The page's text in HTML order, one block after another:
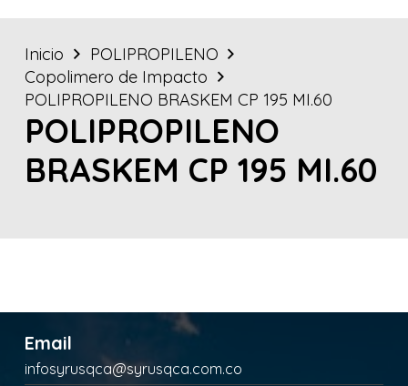
Inicio
POLIPROPILENO
Copolimero de Impacto
POLIPROPILENO BRASKEM CP 195 MI.60
POLIPROPILENO
BRASKEM CP 195 MI.60
Email
infosyrusqca@syrusqca.com.co